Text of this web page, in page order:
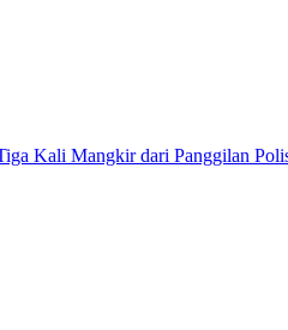
Kali Mangkir dari Panggilan